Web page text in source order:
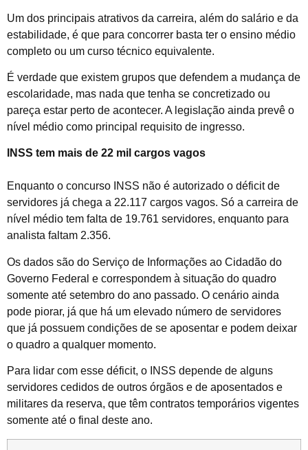
Um dos principais atrativos da carreira, além do salário e da
estabilidade, é que para concorrer basta ter o ensino médio
completo ou um curso técnico equivalente.
É verdade que existem grupos que defendem a mudança de
escolaridade, mas nada que tenha se concretizado ou
pareça estar perto de acontecer. A legislação ainda prevê o
nível médio como principal requisito de ingresso.
INSS tem mais de 22 mil cargos vagos
Enquanto o concurso INSS não é autorizado o déficit de
servidores já chega a 22.117 cargos vagos. Só a carreira de
nível médio tem falta de 19.761 servidores, enquanto para
analista faltam 2.356.
Os dados são do Serviço de Informações ao Cidadão do
Governo Federal e correspondem à situação do quadro
somente até setembro do ano passado. O cenário ainda
pode piorar, já que há um elevado número de servidores
que já possuem condições de se aposentar e podem deixar
o quadro a qualquer momento.
Para lidar com esse déficit, o INSS depende de alguns
servidores cedidos de outros órgãos e de aposentados e
militares da reserva, que têm contratos temporários vigentes
somente até o final deste ano.